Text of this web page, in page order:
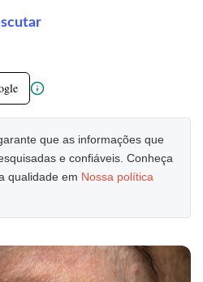
que as informações que
e confiáveis. Conheça
qualidade em Nossa política